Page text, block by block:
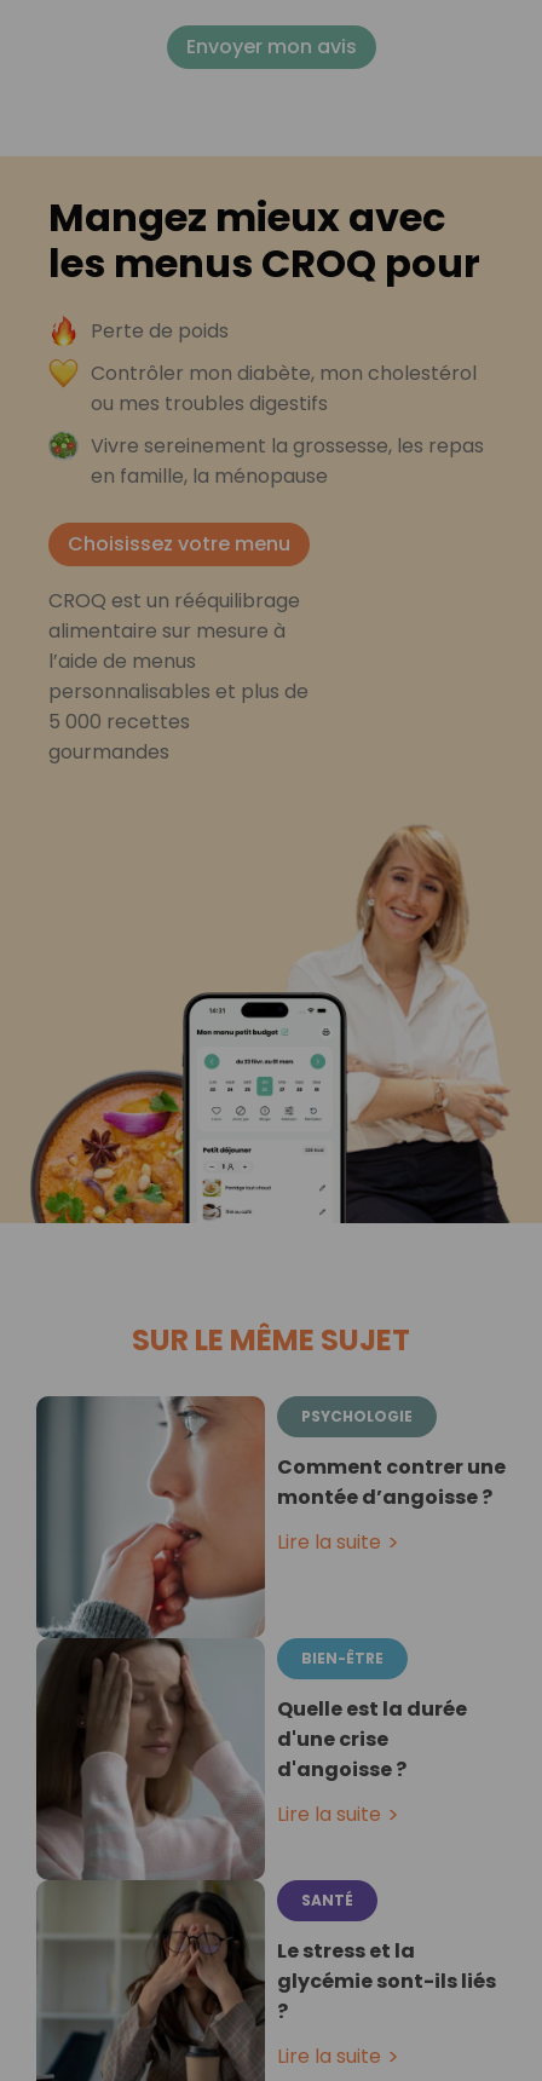
Envoyer mon avis
Mangez mieux avec
les menus CROQ pour
Perte de poids
Contrôler mon diabète, mon cholestérol
ou mes troubles digestifs
Vivre sereinement la grossesse, les repas
en famille, la ménopause
Choisissez votre menu
CROQ est un rééquilibrage
alimentaire sur mesure à
l’aide de menus
personnalisables et plus de
5 000 recettes
gourmandes
SUR LE MÊME SUJET
PSYCHOLOGIE
Comment contrer une
montée d’angoisse ?
Lire la suite
BIEN-ÊTRE
Quelle est la durée
d'une crise
d'angoisse ?
Lire la suite
SANTÉ
Le stress et la
glycémie sont-ils liés
?
Lire la suite